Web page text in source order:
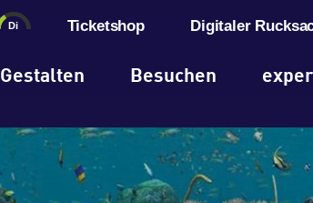
Ticketshop Digitaler
Gestalten Besuchen